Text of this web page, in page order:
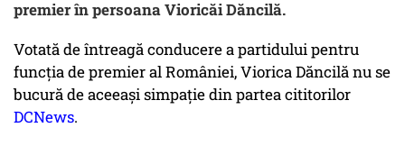
premier în persoana Vioricăi Dăncilă.
Votată de întreagă conducere a partidului pentru
funcția de premier al României, Viorica Dăncilă nu se
bucură de aceeași simpație din partea cititorilor
DCNews.